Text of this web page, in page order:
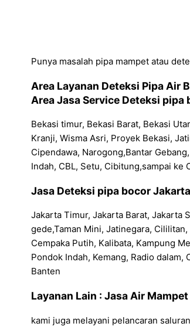
Punya masalah pipa mampet atau
Area Layanan Deteksi Pipa Air
Area Jasa Service Deteksi pipa
Bekasi timur, Bekasi Barat, Bekasi
Kranji, Wisma Asri, Proyek Bekasi,
Cipendawa, Narogong,Bantar
Indah, CBL, Setu, Cibitung,sampai ke
Jasa Deteksi pipa bocor
Jakarta Timur, Jakarta Barat, Jakarta
gede,Taman Mini, Jatinegara,
Cempaka Putih, Kalibata, Kampung
Pondok Indah, Kemang, Radio
Banten
Layanan Lain : Jasa Air
kami juga melayani pelancaran